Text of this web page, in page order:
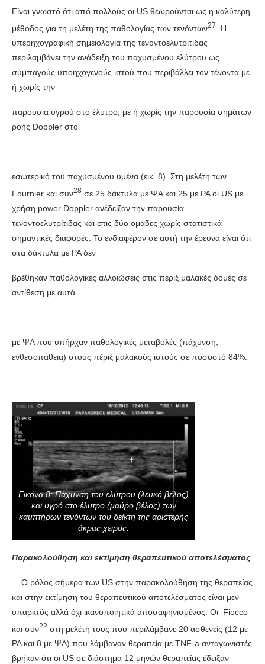
Είναι γνωστό ότι από πολλούς οι US θεωρούνται ως η καλύτερη
μέθοδος για τη μελέτη της παθολογίας των τενόντων27
. Η
υπερηχογραφική σημειολογία της τενοντοελυτρίτιδας
περιλαμβάνει την ανάδειξη του παχυσμένου ελύτρου ως
συμπαγούς υποηχογενούς ιστού που περιβάλλει τον τένοντα με
ή χωρίς την
παρουσία υγρού στο έλυτρο, με ή χωρίς την παρουσία σημάτων
ροής Doppler στο
εσωτερικό του παχυσμένου υμένα (εικ. 8). Στη μελέτη των
Fournier και συν28 σε 25 δάκτυλα με ΨΑ και 25 με ΡΑ οι US με
χρήση power Doppler ανέδειξαν την παρουσία
τενοντοελυτρίτιδας και στις δύο ομάδες χωρίς στατιστικά
σημαντικές διαφορές. Το ενδιαφέρον σε αυτή την έρευνα είναι ότι
στα δάκτυλα με ΡΑ δεν
βρέθηκαν παθολογικές αλλοιώσεις στις πέριξ μαλακές δομές σε
αντίθεση με αυτά
με ΨΑ που υπήρχαν παθολογικές μεταβολές (πάχυνση,
ενθεσοπάθεια) στους πέριξ μαλακούς ιστούς σε ποσοστό 84%.
Εικόνα 8: Πάχυνση του ελύτρου (λευκό βέλος)
και υγρό στο έλυτρο (μαύρο βέλος) των
καμπτήρων τενόντων του δείκτη της αριστερής
άκρας χειρός.
Παρακολούθηση και εκτίμηση θεραπευτικού αποτελέσματος
Ο ρόλος σήμερα των US στην παρακολούθηση της θεραπείας
και στην εκτίμηση του θεραπευτικού αποτελέσματος είναι μεν
υπαρκτός αλλά όχι ικανοποιητικά αποσαφηνισμένος. Οι Fiocco
και συν22 στη μελέτη τους που περιλάμβανε 20 ασθενείς (12 με
ΡΑ και 8 με ΨΑ) που λάμβαναν θεραπεία με TNF-a ανταγωνιστές
βρήκαν ότι οι US σε διάστημα 12 μηνών θεραπείας έδειξαν